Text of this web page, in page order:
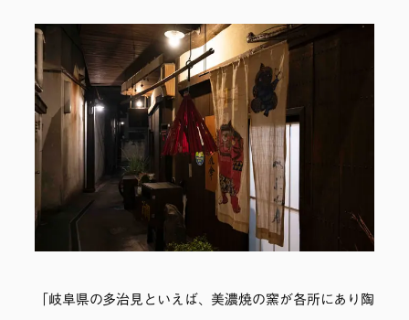
「岐阜県の多治見といえば、美濃焼の窯が各所にあり陶